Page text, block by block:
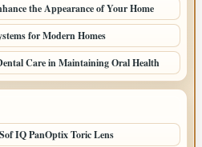
the Appearance of Your Home
for Modern Homes
Care in Maintaining Oral Health
IQ PanOptix Toric Lens